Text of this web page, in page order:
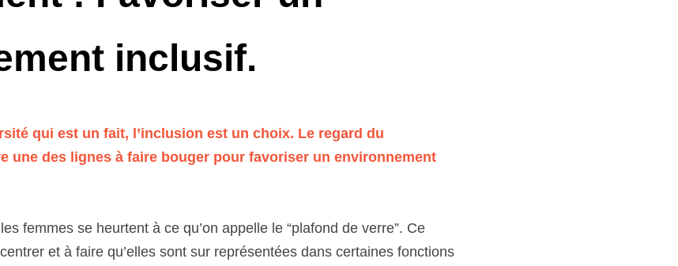
inclusif.
qui est un fait, l’inclusion est un choix. Le regard du
une des lignes à faire bouger pour favoriser un environnement
femmes se heurtent à ce qu’on appelle le “plafond de verre”. Ce
et à faire qu’elles sont sur représentées dans certaines fonctions